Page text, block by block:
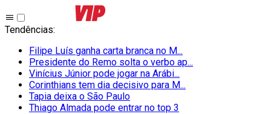
Tendências:
Filipe Luís ganha carta branca no M...
Presidente do Remo solta o verbo ap...
Vinícius Júnior pode jogar na Arábi...
Corinthians tem dia decisivo para M...
Tapia deixa o São Paulo
Thiago Almada pode entrar no top 3